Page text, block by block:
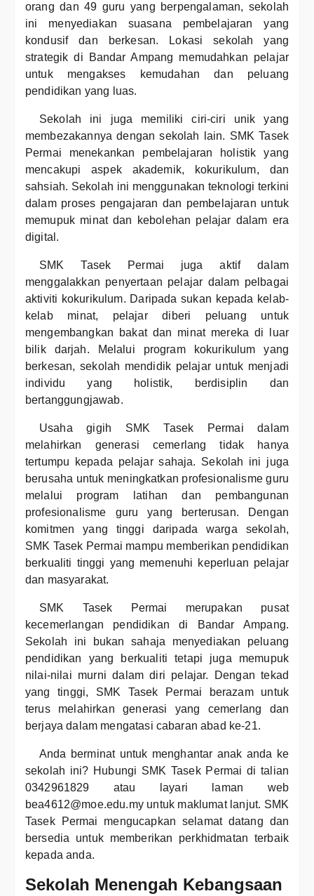
orang dan 49 guru yang berpengalaman, sekolah
ini menyediakan suasana pembelajaran yang
kondusif dan berkesan. Lokasi sekolah yang
strategik di Bandar Ampang memudahkan pelajar
untuk mengakses kemudahan dan peluang
pendidikan yang luas.
Sekolah ini juga memiliki ciri-ciri unik yang
membezakannya dengan sekolah lain. SMK Tasek
Permai menekankan pembelajaran holistik yang
mencakupi aspek akademik, kokurikulum, dan
sahsiah. Sekolah ini menggunakan teknologi terkini
dalam proses pengajaran dan pembelajaran untuk
memupuk minat dan kebolehan pelajar dalam era
digital.
SMK Tasek Permai juga aktif dalam
menggalakkan penyertaan pelajar dalam pelbagai
aktiviti kokurikulum. Daripada sukan kepada kelab-
kelab minat, pelajar diberi peluang untuk
mengembangkan bakat dan minat mereka di luar
bilik darjah. Melalui program kokurikulum yang
berkesan, sekolah mendidik pelajar untuk menjadi
individu yang holistik, berdisiplin dan
bertanggungjawab.
Usaha gigih SMK Tasek Permai dalam
melahirkan generasi cemerlang tidak hanya
tertumpu kepada pelajar sahaja. Sekolah ini juga
berusaha untuk meningkatkan profesionalisme guru
melalui program latihan dan pembangunan
profesionalisme guru yang berterusan. Dengan
komitmen yang tinggi daripada warga sekolah,
SMK Tasek Permai mampu memberikan pendidikan
berkualiti tinggi yang memenuhi keperluan pelajar
dan masyarakat.
SMK Tasek Permai merupakan pusat
kecemerlangan pendidikan di Bandar Ampang.
Sekolah ini bukan sahaja menyediakan peluang
pendidikan yang berkualiti tetapi juga memupuk
nilai-nilai murni dalam diri pelajar. Dengan tekad
yang tinggi, SMK Tasek Permai berazam untuk
terus melahirkan generasi yang cemerlang dan
berjaya dalam mengatasi cabaran abad ke-21.
Anda berminat untuk menghantar anak anda ke
sekolah ini? Hubungi SMK Tasek Permai di talian
0342961829 atau layari laman web
bea4612@moe.edu.my untuk maklumat lanjut. SMK
Tasek Permai mengucapkan selamat datang dan
bersedia untuk memberikan perkhidmatan terbaik
kepada anda.
Sekolah Menengah Kebangsaan